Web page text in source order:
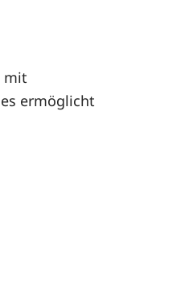
mit
ermöglicht